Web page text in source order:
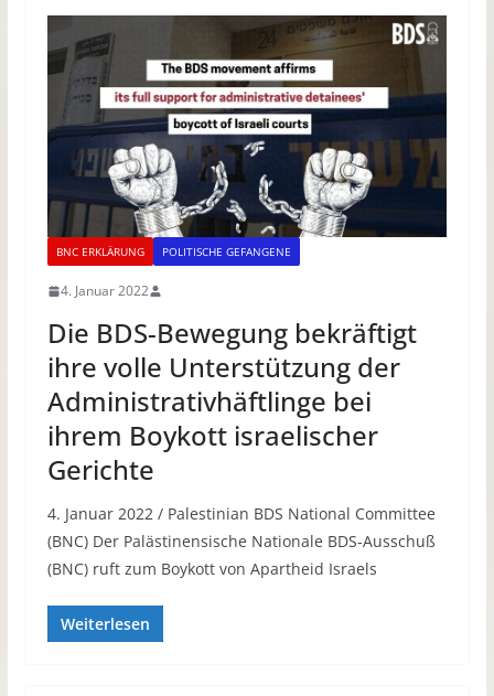
BNC ERKLÄRUNG POLITISCHE GEFANGENE
4. Januar 2022
Die BDS-Bewegung bekräftigt
ihre volle Unterstützung der
Administrativhäftlinge bei
ihrem Boykott israelischer
Gerichte
4. Januar 2022 / Palestinian BDS National Committee
(BNC) Der Palästinensische Nationale BDS-Ausschuß
(BNC) ruft zum Boykott von Apartheid Israels
Weiterlesen